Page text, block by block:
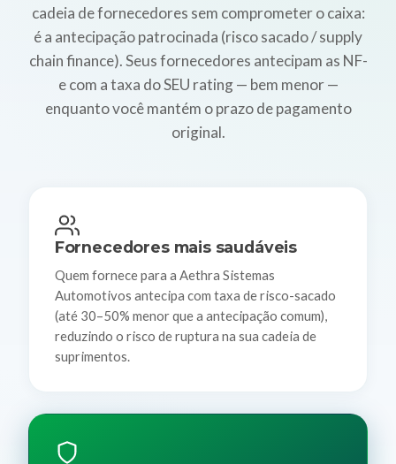
cadeia de fornecedores sem comprometer o caixa:
é a antecipação patrocinada (risco sacado / supply
chain finance). Seus fornecedores antecipam as NF-
e com a taxa do SEU rating — bem menor —
enquanto você mantém o prazo de pagamento
original.
Fornecedores mais saudáveis
Quem fornece para a Aethra Sistemas
Automotivos antecipa com taxa de risco-sacado
(até 30–50% menor que a antecipação comum),
reduzindo o risco de ruptura na sua cadeia de
suprimentos.